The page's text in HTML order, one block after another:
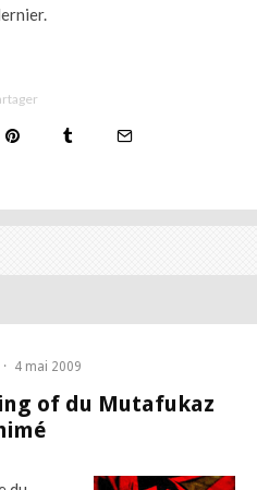
· 4 mai 2009
of du Mutafukaz